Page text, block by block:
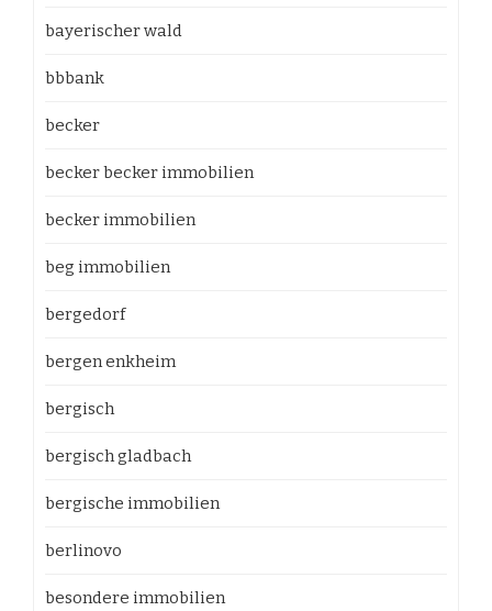
bayerischer wald
bbbank
becker
becker becker immobilien
becker immobilien
beg immobilien
bergedorf
bergen enkheim
bergisch
bergisch gladbach
bergische immobilien
berlinovo
besondere immobilien